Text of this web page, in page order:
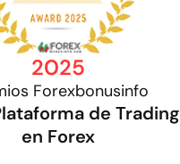
2025
Forexbonusinfo
de Trading
en Forex